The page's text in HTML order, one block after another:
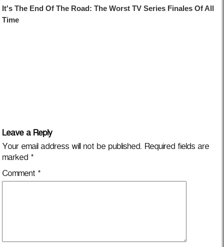
Leave a Reply
Your email address will not be published. Required fields are
marked *
Comment *